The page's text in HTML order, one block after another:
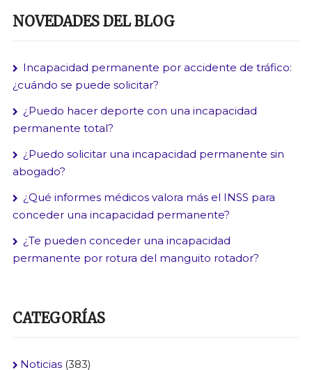
NOVEDADES DEL BLOG
Incapacidad permanente por accidente de tráfico:
¿cuándo se puede solicitar?
¿Puedo hacer deporte con una incapacidad
permanente total?
¿Puedo solicitar una incapacidad permanente sin
abogado?
¿Qué informes médicos valora más el INSS para
conceder una incapacidad permanente?
¿Te pueden conceder una incapacidad
permanente por rotura del manguito rotador?
CATEGORÍAS
Noticias(383)